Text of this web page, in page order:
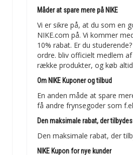
Måder at spare mere på NIKE
Vi er sikre på, at du som en
NIKE.com på. Vi kommer
10% rabat. Er du
ordre. bliv officielt medlem
række produkter, og køb
Om NIKE Kuponer og tilbud
En anden måde at spare
få andre frynsegoder som
Den maksimale rabat, der
Den maksimale rabat, der
NIKE Kupon for nye kunder